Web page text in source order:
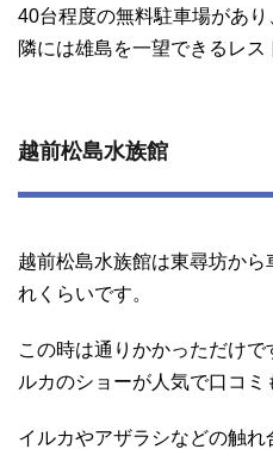
40台程度の無料駐車場があ
隣には雄島を一望できるレス
越前松島水族館
越前松島水族館は東尋坊か
れくらいです。
この時は通りかかっただけ
ルカのショーが人気で口コ
イルカやアザラシなどの触